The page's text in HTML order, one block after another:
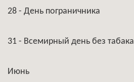
28 - День пограничника
31 - Всемирный день без табака
Июнь